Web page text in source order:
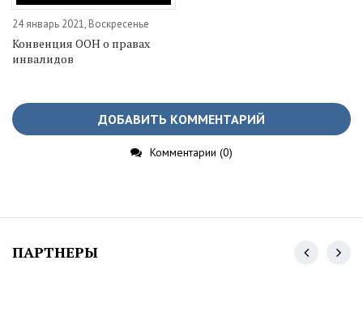
24 январь 2021, Воскресенье
Конвенция ООН о правах
инвалидов
ДОБАВИТЬ КОММЕНТАРИЙ
Комментарии (0)
ПАРТНЕРЫ